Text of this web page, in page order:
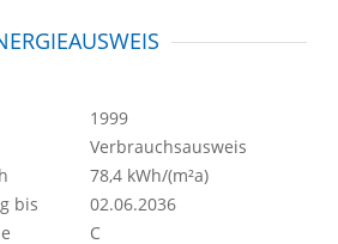
1999
Verbrauchsausweis
78,4 kWh/(m²a)
bis
02.06.2036
C